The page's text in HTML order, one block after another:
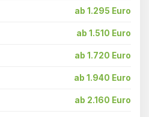
ab 1.295 Euro
ab 1.510 Euro
ab 1.720 Euro
ab 1.940 Euro
ab 2.160 Euro